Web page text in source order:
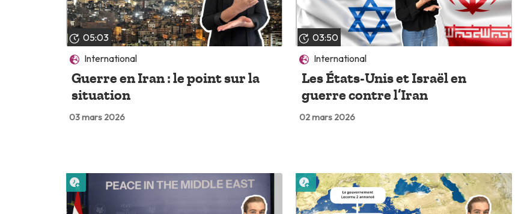
05:03
International
Guerre en Iran : le point sur la
situation
03 mars 2026
03:50
International
Les États-Unis et Israël en
guerre contre l’Iran
02 mars 2026
Lire plus tard Lire plus tard